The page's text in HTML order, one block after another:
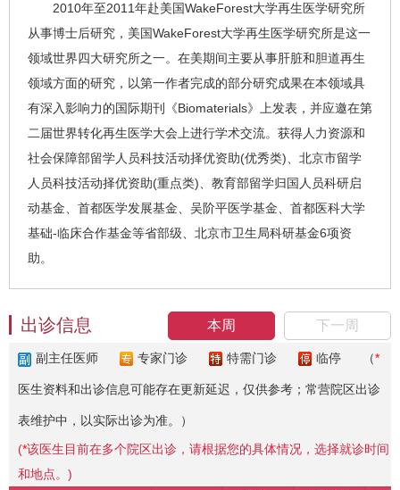
2010年至2011年赴美国WakeForest大学再生医学研究所
从事博士后研究，美国WakeForest大学再生医学研究所是这一
领域世界四大研究所之一。在美期间主要从事肝脏和胆道再生
领域方面的研究，以第一作者完成的部分研究成果在本领域具
有深入影响力的国际期刊《Biomaterials》上发表，并应邀在第
二届世界转化再生医学大会上进行学术交流。获得人力资源和
社会保障部留学人员科技活动择优资助(优秀类)、北京市留学
人员科技活动择优资助(重点类)、教育部留学归国人员科研启
动基金、首都医学发展基金、吴阶平医学基金、首都医科大学
基础-临床合作基金等省部级、北京市卫生局科研基金6项资
助。
本周 下一周
出诊信息
副主任医师 专家门诊 特需门诊 临停 （*
医生资料和出诊信息可能存在更新延迟，仅供参考；常营院区出诊
表维护中，以实际出诊为准。）
(*该医生目前在多个院区出诊，请根据您的具体情况，选择就诊时间
和地点。)